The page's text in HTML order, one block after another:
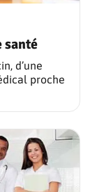
santé
d’une
proche